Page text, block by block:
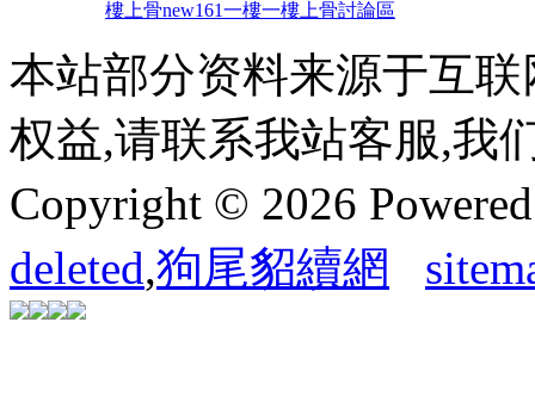
樓上骨new161一樓一樓上骨討論區
本站部分资料来源于互
权益,请联系我站客服,我
Copyright © 2026
deleted,狗尾貂續網